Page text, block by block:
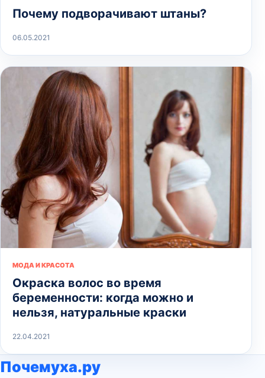
Почему подворачивают штаны?
06.05.2021
МОДА И КРАСОТА
Окраска волос во время
беременности: когда можно и
нельзя, натуральные краски
22.04.2021
Почемуха.ру